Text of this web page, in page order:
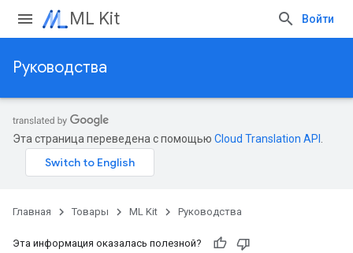
ML Kit Войти
Руководства
Эта страница переведена с помощью Cloud Translation API
Главная Товары ML Kit Руководства
Эта информация оказалась полезной?